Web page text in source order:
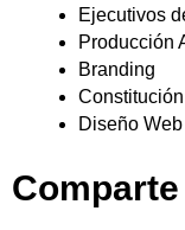
Ejecutivos
Producción
Branding
Diseño
Comparte